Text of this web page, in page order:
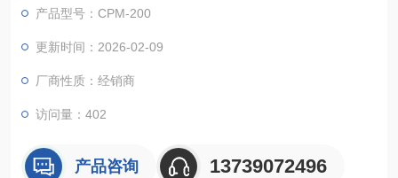
×2000mm，标配专业编辑软件与丰富模板，具备USB2.0便捷连
接、耐刮耐用、1张起印等优势，适配多行业小批量、个性化、合
产品型号：CPM-200
更新时间：2026-02-09
厂商性质：经销商
访问量：402
产品咨询 13739072496